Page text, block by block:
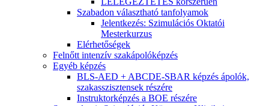
Szabadon választható tanfolyamok
Jelentkezés: Szimulációs Oktatói
Mesterkurzus
Elérhetőségek
Felnőtt intenzív szakápolóképzés
Egyéb képzés
BLS-AED + ABCDE-SBAR képzés ápolók,
szakasszisztensek részére
Instruktorképzés a BOE részére